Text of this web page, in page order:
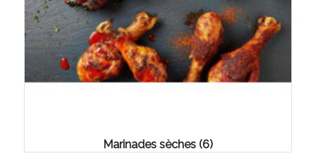
Marinades sèches (6)